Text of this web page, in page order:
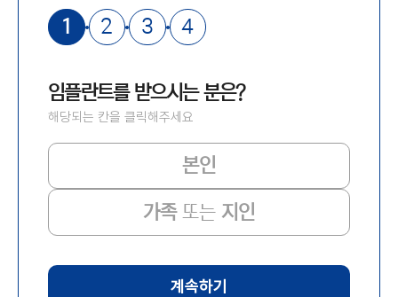
1 2 3 4
임플란트를 받으시는 분은?
해당되는 칸을 클릭해주세요
본인
가족 또는 지인
계속하기